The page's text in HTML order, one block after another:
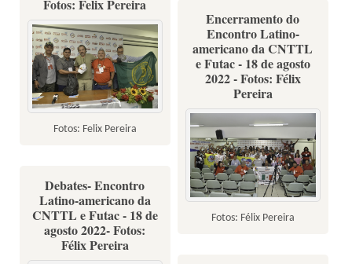
Fotos: Felix Pereira
Fotos: Felix Pereira
Encerramento do
Encontro Latino-
americano da CNTTL
e Futac - 18 de agosto
2022 - Fotos: Félix
Pereira
Fotos: Félix Pereira
Debates- Encontro
Latino-americano da
CNTTL e Futac - 18 de
agosto 2022- Fotos:
Félix Pereira